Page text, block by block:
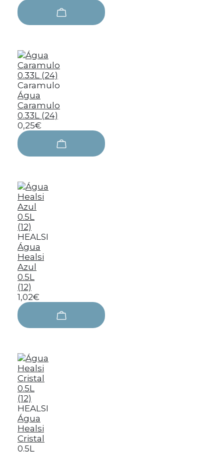
Caramulo
Água
Caramulo
0.33L (24)
0,25€
HEALSI
Água
Healsi
Azul
0.5L
(12)
1,02€
HEALSI
Água
Healsi
Cristal
0.5L